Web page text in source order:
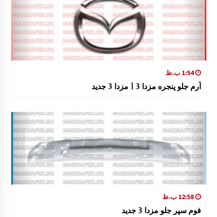
1:54 ب.ظ
آرم جلو پنجره مزدا 3 | مزدا 3 جدید
12:58 ب.ظ
فوم سپر جلو مزدا 3 جدید